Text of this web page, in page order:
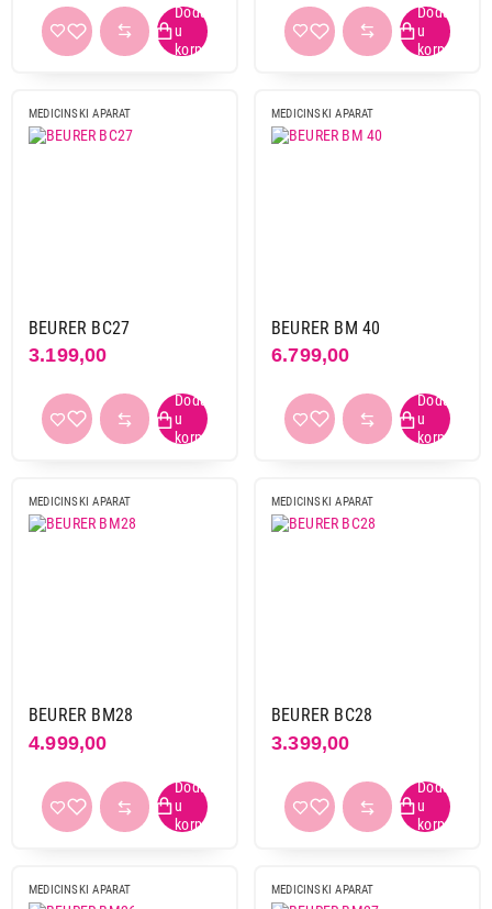
MEDICINSKI APARAT
BEURER BC27
3.199,00
MEDICINSKI APARAT
BEURER BM 40
6.799,00
MEDICINSKI APARAT
BEURER BM28
4.999,00
MEDICINSKI APARAT
BEURER BC28
3.399,00
MEDICINSKI APARAT MEDICINSKI APARAT